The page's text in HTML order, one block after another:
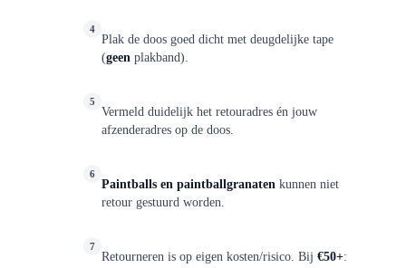
4
Plak de doos goed dicht met deugdelijke tape
(geen plakband).
5
Vermeld duidelijk het retouradres én jouw
afzenderadres op de doos.
6
Paintballs en paintballgranaten kunnen niet
retour gestuurd worden.
7
Retourneren is op eigen kosten/risico. Bij €50+: